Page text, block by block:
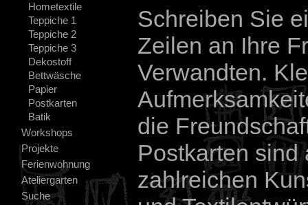
Hometextile
Teppiche 1
Teppiche 2
Teppiche 3
Dekostoff
Bettwäsche
Papier
Postkarten
Batik
Workshops
Projekte
Ferienwohnung
Ateliergarten
Suche
Schreiben Sie
Zeilen an Ihre
Verwandten.
die
Postkarten sind
zahlreichen